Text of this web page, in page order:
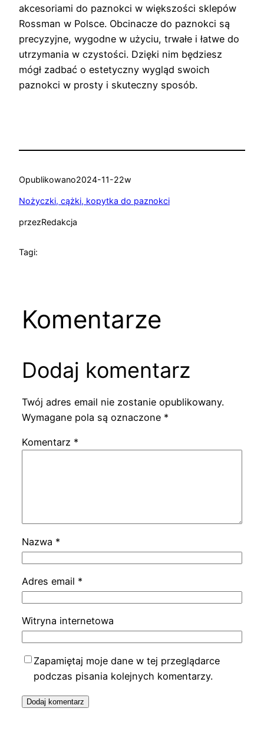
akcesoriami do paznokci w większości sklepów
Rossman w Polsce. Obcinacze do paznokci są
precyzyjne, wygodne w użyciu, trwałe i łatwe do
utrzymania w czystości. Dzięki nim będziesz
mógł zadbać o estetyczny wygląd swoich
paznokci w prosty i skuteczny sposób.
Opublikowano2024-11-22w
Nożyczki, cążki, kopytka do paznokci
przezRedakcja
Tagi:
Komentarze
Dodaj komentarz
Twój adres email nie zostanie opublikowany.
Wymagane pola są oznaczone *
Komentarz *
Nazwa *
Adres email *
Witryna internetowa
Zapamiętaj moje dane w tej przeglądarce
podczas pisania kolejnych komentarzy.